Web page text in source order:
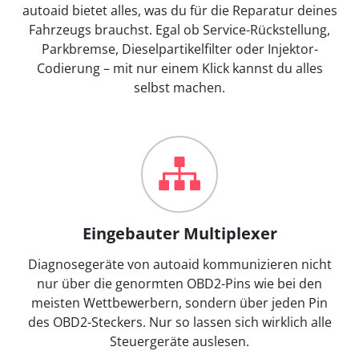
autoaid bietet alles, was du für die Reparatur deines
Fahrzeugs brauchst. Egal ob Service-Rückstellung,
Parkbremse, Dieselpartikelfilter oder Injektor-
Codierung – mit nur einem Klick kannst du alles
selbst machen.
Eingebauter Multiplexer
Diagnosegeräte von autoaid kommunizieren nicht
nur über die genormten OBD2-Pins wie bei den
meisten Wettbewerbern, sondern über jeden Pin
des OBD2-Steckers. Nur so lassen sich wirklich alle
Steuergeräte auslesen.